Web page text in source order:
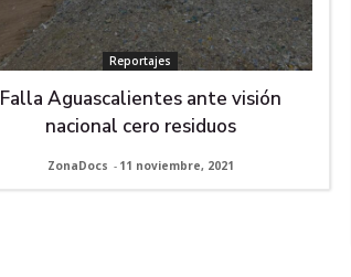
Reportajes
Falla Aguascalientes ante visión
nacional cero residuos
ZonaDocs - 11 noviembre, 2021